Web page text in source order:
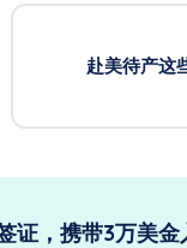
赴美待产这
，携带3万美金